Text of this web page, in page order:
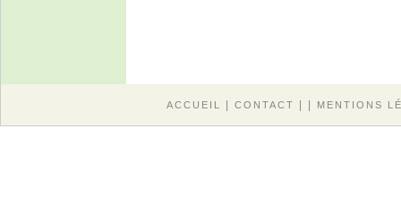
ACCUEIL CONTACT MENTIONS